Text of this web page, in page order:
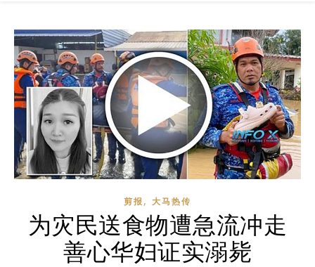
剪报, 大马热传
为灾民送食物遭急流冲走
善心华妇证实溺毙